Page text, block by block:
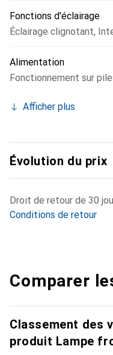
Fonctions d'éclairage
Éclairage clignotant,
Alimentation
Fonctionnement sur
Afficher plus
Évolution du prix
Droit de retour de 30
Conditions de retour
Comparer
Classement des
produit Lampe